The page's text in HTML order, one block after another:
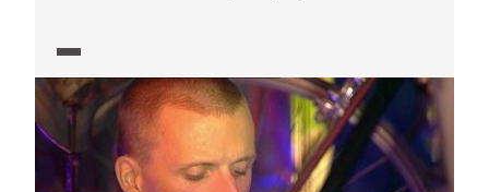
pohádkou Čarodějův učeň, vytvořila opavská
výtvarnice Kristýna Krahulcová.